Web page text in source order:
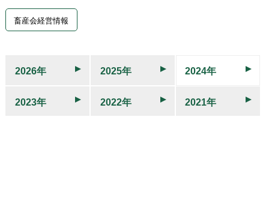
畜産会経営情報
2026年 2025年 2024年
2023年 2022年 2021年